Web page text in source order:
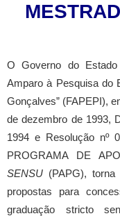
O Governo do
Amparo à Pesquisa do
Gonçalves” (FAPEPI),
de dezembro de 1993,
1994 e Resolução nº
PROGRAMA DE
SENSU (PAPG),
propostas para
graduação stricto